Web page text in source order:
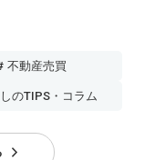
不動産売買
のTIPS・コラム